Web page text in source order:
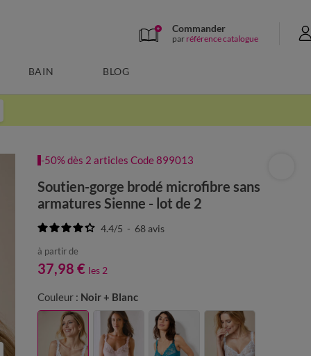
Commander
par référence catalogue
BAIN BLOG
-50% dès 2 articles Code 899013
Soutien-gorge brodé microfibre sans
armatures Sienne - lot de 2
4.4/5 - 68avis
à partir de
37,98 € les 2
Couleur : Noir + Blanc